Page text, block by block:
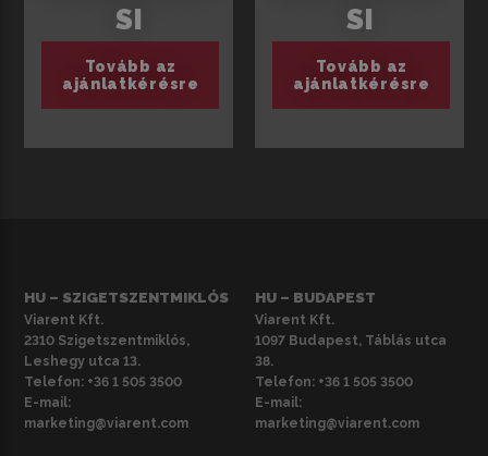
SI
Tovább az
ajánlatkérésre
SI
Tovább az
ajánlatkérésre
HU – SZIGETSZENTMIKLÓS
Viarent Kft.
2310 Szigetszentmiklós,
Leshegy utca 13.
Telefon: +36 1 505 3500
E-mail:
marketing@viarent.com
HU – BUDAPEST
Viarent Kft.
1097 Budapest, Táblás utca
38.
Telefon: +36 1 505 3500
E-mail:
marketing@viarent.com